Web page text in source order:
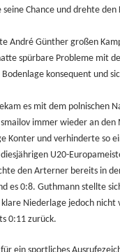
Chance und drehte den
André Günther großen
spürbare Probleme mit
konsequent und
es mit dem polnischen
immer wieder an
Konter und verhinderte so
U20-
den Arterner bereits in
es 0:8. Guthmann stellte
Niederlage jedoch nicht
0:11 zurück.